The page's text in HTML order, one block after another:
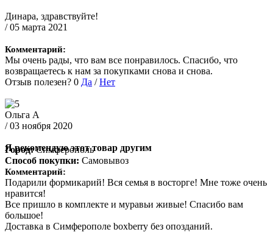
Динара, здравствуйте!
/ 05 марта 2021
Комментарий:
Мы очень рады, что вам все понравилось. Спасибо, что
возвращаетесь к нам за покупками снова и снова.
Отзыв полезен? 0 Да /Нет
Ольга А
/ 03 ноября 2020
Я рекомендую этот товар другим
Город:Симферополь
Способ покупки: Самовывоз
Комментарий:
Подарили формикарий! Вся семья в восторге! Мне тоже очень
нравится!
Все пришло в комплекте и муравьи живые! Спасибо вам
большое!
Доставка в Симферополе boxberry без опозданий.